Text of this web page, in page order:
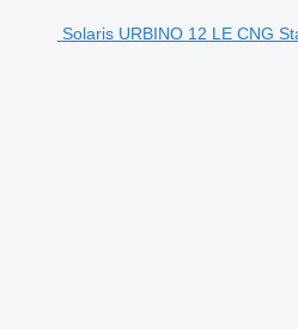
Solaris URBINO 12 LE CNG